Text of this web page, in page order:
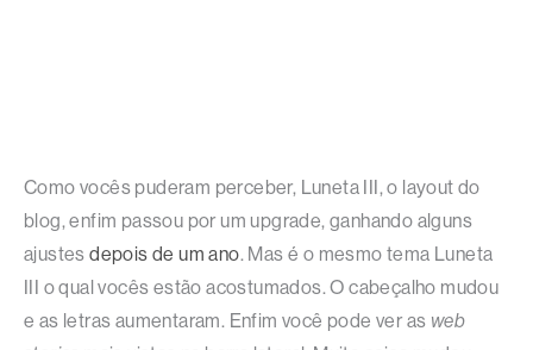
Como vocês puderam perceber, Luneta III, o layout do
blog, enfim passou por um upgrade, ganhando alguns
ajustesdepois de um ano. Mas é o mesmo tema Luneta
III o qual vocês estão acostumados. O cabeçalho mudou
e as letras aumentaram. Enfim você pode ver as web